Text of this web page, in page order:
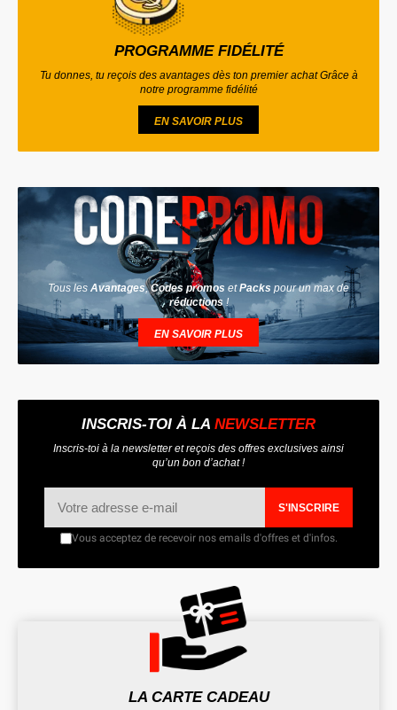
PROGRAMME FIDÉLITÉ
Tu donnes, tu reçois des avantages dès ton premier achat Grâce à
notre programme fidélité
EN SAVOIR PLUS
Tous les Avantages,Codes promos etPacks pour un max de
réductions !
EN SAVOIR PLUS
INSCRIS-TOI À LA NEWSLETTER
Inscris-toi à la newsletter et reçois des offres exclusives ainsi
qu’un bon d’achat !
S'INSCRIRE
Vous acceptez de recevoir nos emails d'offres et d'infos.
LA CARTE CADEAU